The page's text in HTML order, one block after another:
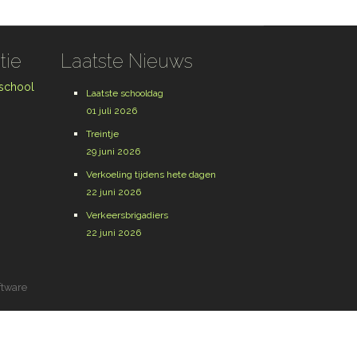
Laatste Nieuws
Laatste schooldag
01 juli 2026
Treintje
29 juni 2026
Verkoeling tijdens hete dagen
22 juni 2026
Verkeersbrigadiers
22 juni 2026